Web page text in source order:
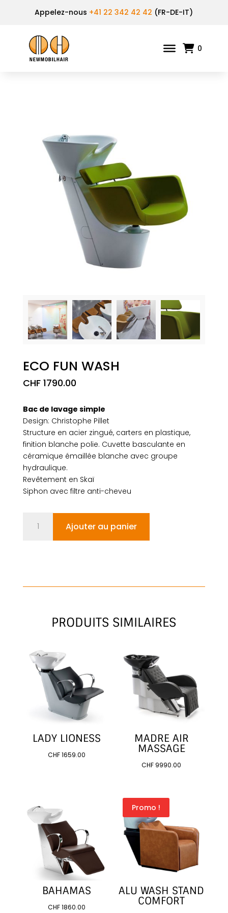
Appelez-nous +41 22 342 42 42 (FR-DE-IT)
0
ECO FUN WASH
CHF1790.00
Bac de lavage simple
Design: Christophe Pillet
Structure en acier zingué, carters en plastique,
finition blanche polie. Cuvette basculante en
céramique émaillée blanche avec groupe
hydraulique.
Revêtement en Skaï
Siphon avec filtre anti-cheveu
Ajouter au panier
PRODUITS SIMILAIRES
LADY LIONESS
CHF1659.00
MADRE AIR
MASSAGE
CHF 9990.00
BAHAMAS
CHF1860.00
Promo !
ALU WASH STAND
COMFORT